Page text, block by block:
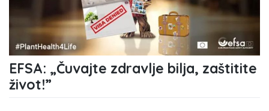
EFSA: „Čuvajte zdravlje bilja, zaštitite
život!”